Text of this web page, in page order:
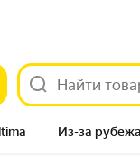
Из-за рубежа